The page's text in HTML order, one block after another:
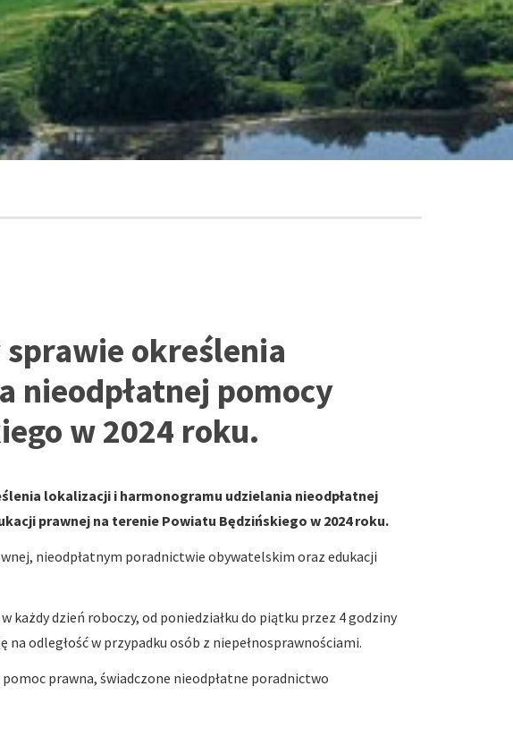
określenia
nieodpłatnej pomocy
w 2024 roku.
lokalizacji i harmonogramu udzielania nieodpłatnej
prawnej na terenie Powiatu Będzińskiego w 2024 roku.
nieodpłatnym poradnictwie obywatelskim oraz edukacji
dzień roboczy, od poniedziałku do piątku przez 4 godziny
odległość w przypadku osób z niepełnosprawnościami.
prawna, świadczone nieodpłatne poradnictwo